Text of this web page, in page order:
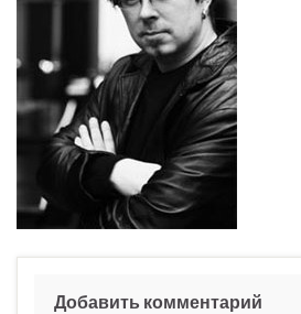
Добавить комментарий